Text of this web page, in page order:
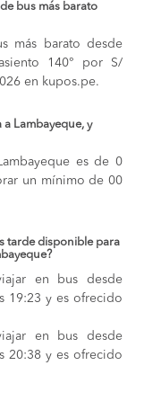
bus más barato
más barato desde
140° por S/
en kupos.pe.
Lambayeque, y
es de 0
un mínimo de 00
tarde disponible para
en bus desde
19:23 y es ofrecido
en bus desde
20:38 y es ofrecido